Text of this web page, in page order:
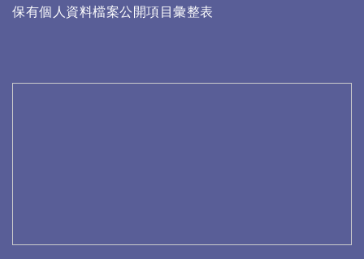
保有個人資料檔案公開項目彙整表